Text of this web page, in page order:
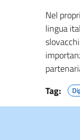
Nel
lingua
Tag: